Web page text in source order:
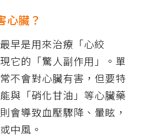
心臟？
早是用來治療「心絞
它的「驚人副作用」。單
不會對心臟有害，但要特
與「硝化甘油」等心臟藥
會導致血壓驟降、暈眩，
中風。